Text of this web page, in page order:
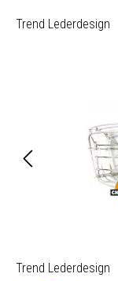
Trend Lederdesign
Trend Lederdesign